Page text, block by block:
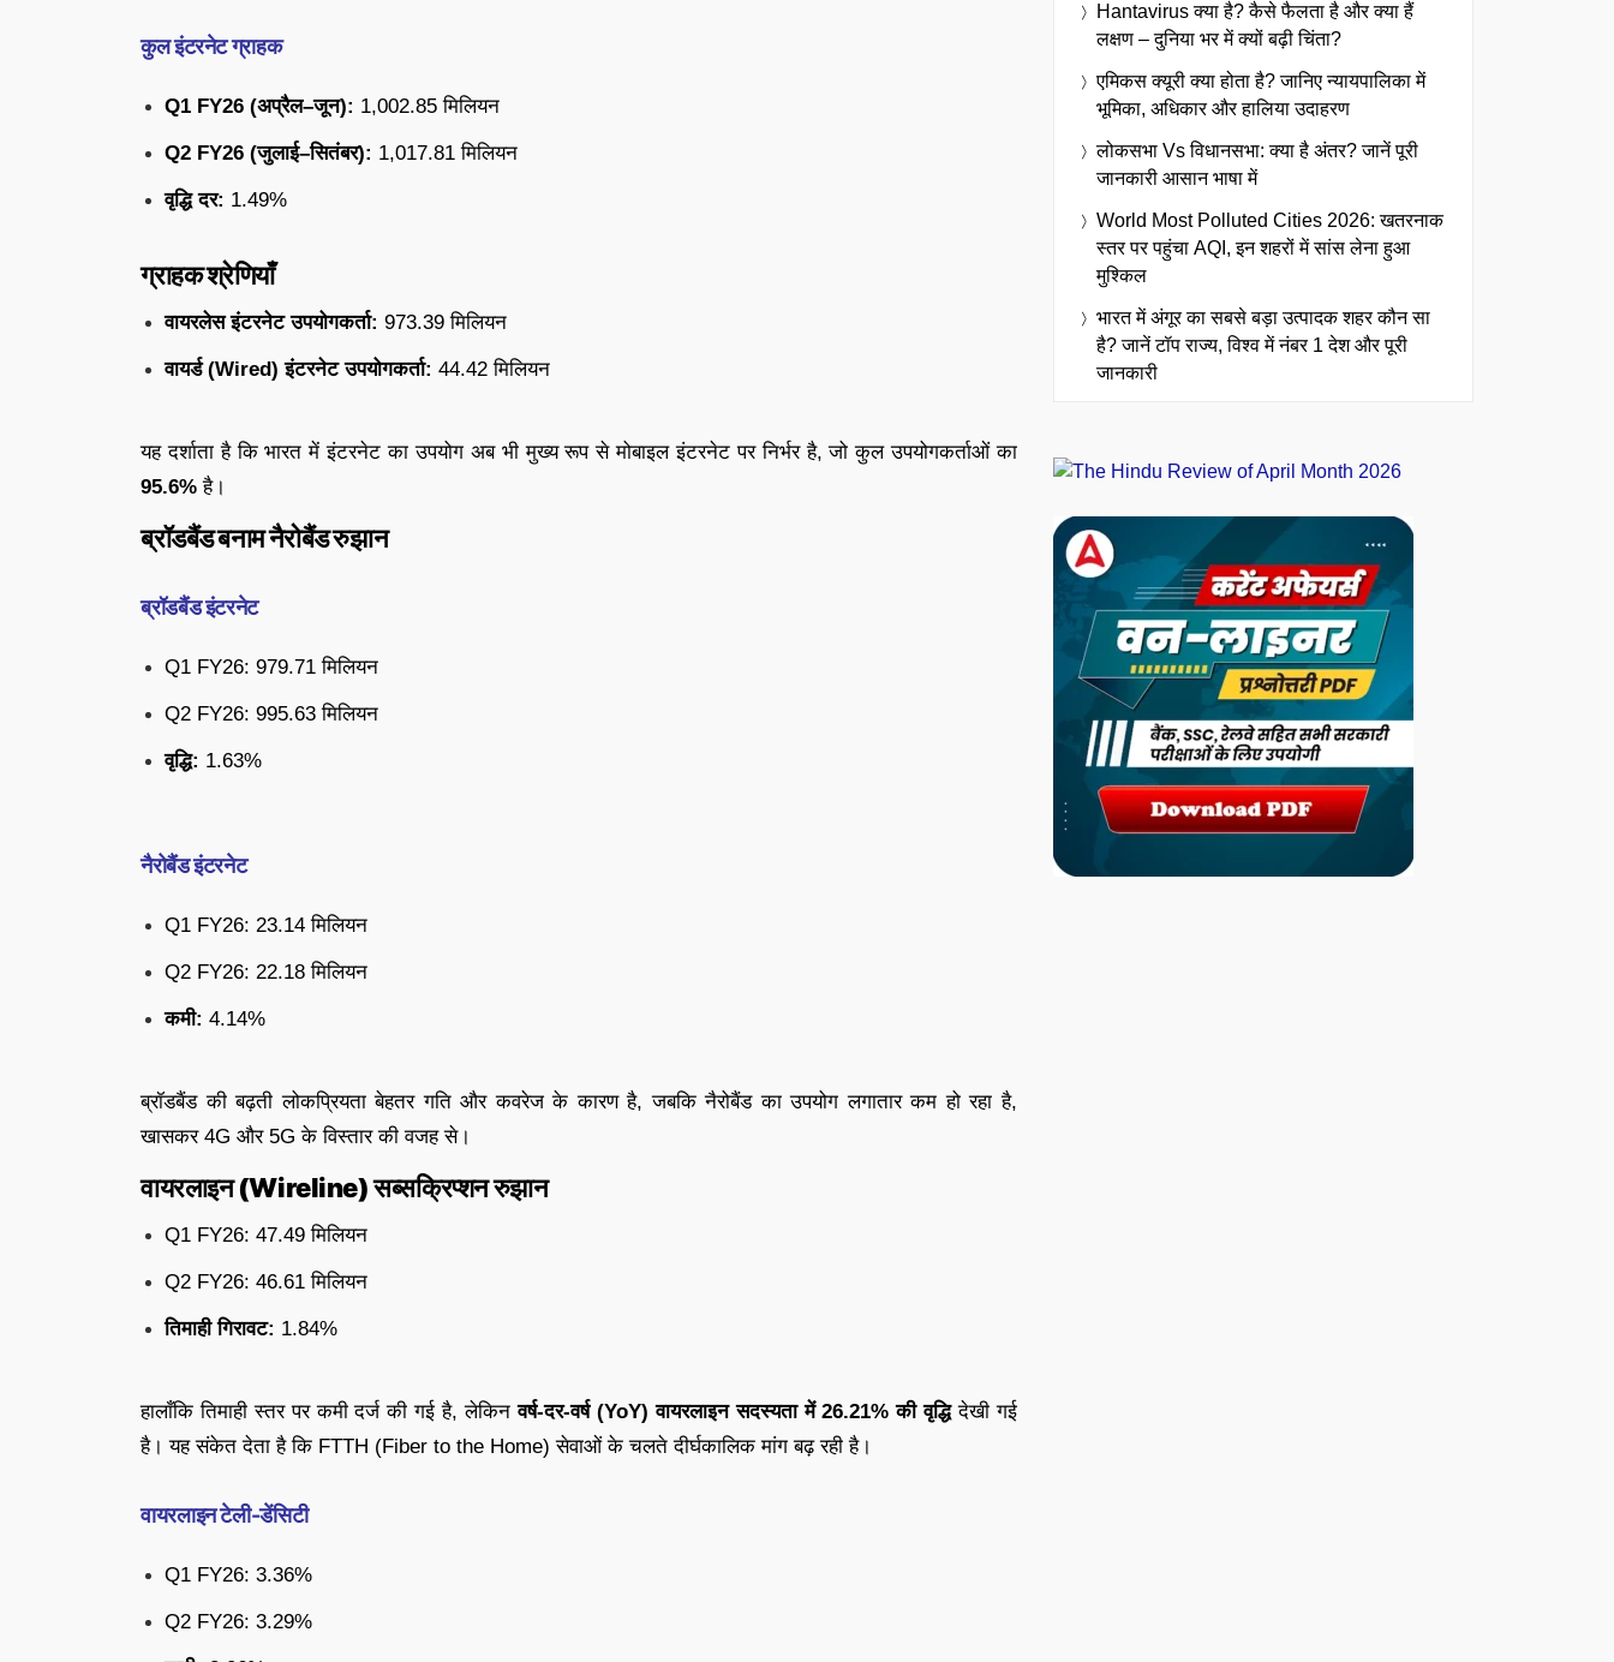
कुल इंटरनेट ग्राहक
Q1 FY26 (अप्रैल–जून): 1,002.85 मिलियन
Q2 FY26 (जुलाई–सितंबर): 1,017.81 मिलियन
वृद्धि दर: 1.49%
ग्राहक श्रेणियाँ
वायरलेस इंटरनेट उपयोगकर्ता: 973.39 मिलियन
वायर्ड (Wired) इंटरनेट उपयोगकर्ता: 44.42 मिलियन
यह दर्शाता है कि भारत में इंटरनेट का उपयोग अब भी मुख्य रूप से मोबाइल इंटरनेट पर निर्भर है, जो कुल उपयोगकर्ताओं का
95.6% है।
ब्रॉडबैंड बनाम नैरोबैंड रुझान
ब्रॉडबैंड इंटरनेट
Q1 FY26: 979.71 मिलियन
Q2 FY26: 995.63 मिलियन
वृद्धि: 1.63%
नैरोबैंड इंटरनेट
Q1 FY26: 23.14 मिलियन
Q2 FY26: 22.18 मिलियन
कमी: 4.14%
ब्रॉडबैंड की बढ़ती लोकप्रियता बेहतर गति और कवरेज के कारण है, जबकि नैरोबैंड का उपयोग लगातार कम हो रहा है,
खासकर 4G और 5G के विस्तार की वजह से।
वायरलाइन (Wireline) सब्सक्रिप्शन रुझान
Q1 FY26: 47.49 मिलियन
Q2 FY26: 46.61 मिलियन
तिमाही गिरावट: 1.84%
हालाँकि तिमाही स्तर पर कमी दर्ज की गई है, लेकिनवर्ष-दर-वर्ष (YoY) वायरलाइन सदस्यता में 26.21% की वृद्धिदेखी गई
है। यह संकेत देता है कि FTTH (Fiber to the Home) सेवाओं के चलते दीर्घकालिक मांग बढ़ रही है।
वायरलाइन टेली-डेंसिटी
Q1 FY26: 3.36%
Q2 FY26: 3.29%
Hantavirus क्या है? कैसे फैलता है और क्या हैं
लक्षण – दुनिया भर में क्यों बढ़ी चिंता?
एमिकस क्यूरी क्या होता है? जानिए न्यायपालिका में
भूमिका, अधिकार और हालिया उदाहरण
लोकसभा Vs विधानसभा: क्या है अंतर? जानें पूरी
जानकारी आसान भाषा में
World Most Polluted Cities 2026: खतरनाक
स्तर पर पहुंचा AQI, इन शहरों में सांस लेना हुआ
मुश्किल
भारत में अंगूर का सबसे बड़ा उत्पादक शहर कौन सा
है? जानें टॉप राज्य, विश्व में नंबर 1 देश और पूरी
जानकारी